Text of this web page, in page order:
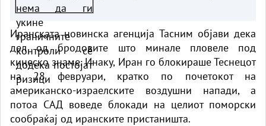
Иранската новинска агенција Тасним објави дека
дел од бродовите што минале пловеле под
кинеско знаме. Инаку, Иран го блокираше Теснецот
на 28 февруари, кратко по почетокот на
американско-израелските воздушни напади, а
потоа САД воведе блокади на целиот поморски
сообраќај од иранските пристаништа.